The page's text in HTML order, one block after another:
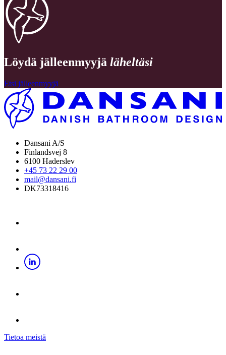
Löydä jälleenmyyjä läheltäsi
Etsi jälleenmyyjä
Dansani A/S
Finlandsvej 8
6100 Haderslev
+45 73 22 29 00
mail@dansani.fi
DK73318416
Tietoa meistä